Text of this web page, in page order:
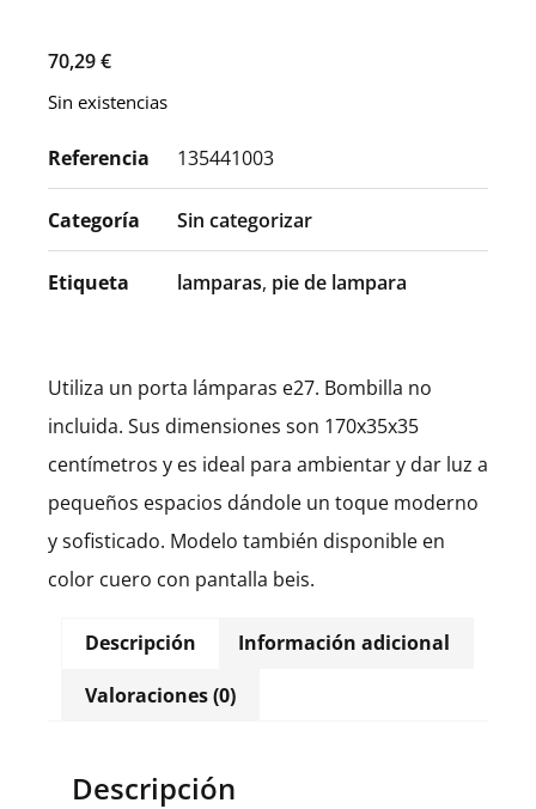
70,29€
Sin existencias
Referencia 135441003
Categoría Sin categorizar
Etiqueta lamparas, pie de lampara
Utiliza un porta lámparas e27. Bombilla no
incluida. Sus dimensiones son 170x35x35
centímetros y es ideal para ambientar y dar luz a
pequeños espacios dándole un toque moderno
y sofisticado. Modelo también disponible en
color cuero con pantalla beis.
Descripción
Información adicional
Valoraciones (0)
Descripción